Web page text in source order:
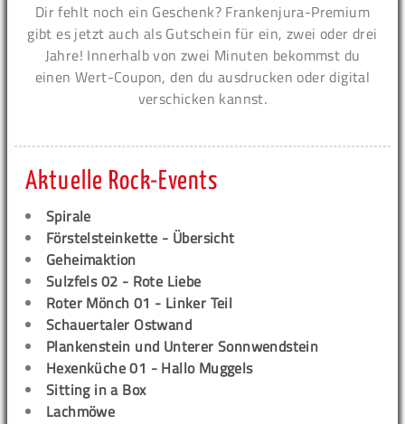
Dir fehlt noch ein Geschenk? Frankenjura-Premium
gibt es jetzt auch als Gutschein für ein, zwei oder drei
Jahre! Innerhalb von zwei Minuten bekommst du
einen Wert-Coupon, den du ausdrucken oder digital
verschicken kannst.
Aktuelle Rock-Events
Spirale
Förstelsteinkette - Übersicht
Geheimaktion
Sulzfels 02 - Rote Liebe
Roter Mönch 01 - Linker Teil
Schauertaler Ostwand
Plankenstein und Unterer Sonnwendstein
Hexenküche 01 - Hallo Muggels
Sitting in a Box
Lachmöwe